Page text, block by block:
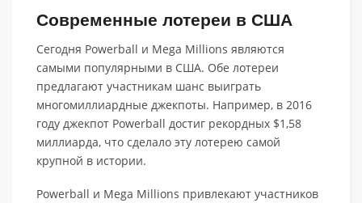
Современные лотереи в США
Сегодня Powerball и Mega Millions являются
самыми популярными в США. Обе лотереи
предлагают участникам шанс выиграть
многомиллиардные джекпоты. Например, в 2016
году джекпот Powerball достиг рекордных $1,58
миллиарда, что сделало эту лотерею самой
крупной в истории.
Powerball и Mega Millions привлекают участников